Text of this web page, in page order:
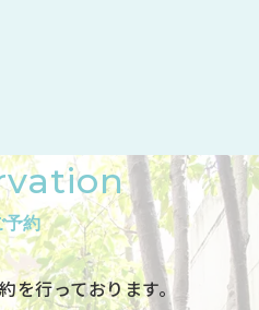
予約
を行っております。